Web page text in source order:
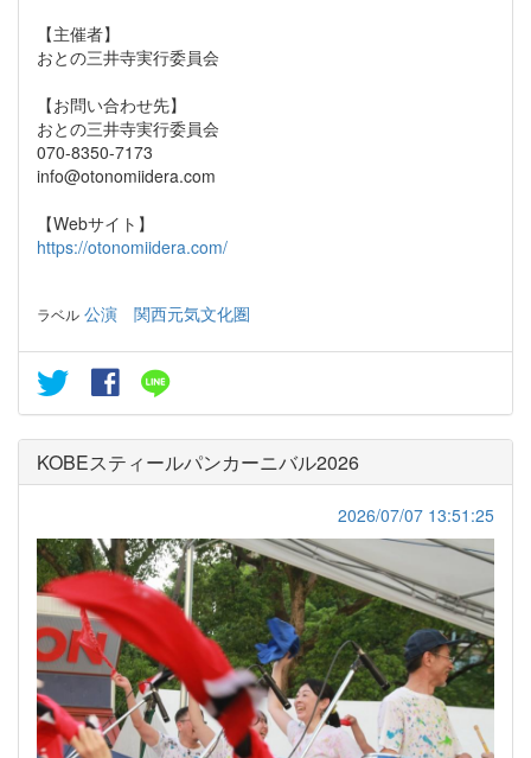
【主催者】
おとの三井寺実行委員会
【お問い合わせ先】
おとの三井寺実行委員会
070-8350-7173
info@otonomiidera.com
【Webサイト】
https://otonomiidera.com/
ラベル 公演 関西元気文化圏
KOBEスティールパンカーニバル2026
2026/07/07 13:51:25